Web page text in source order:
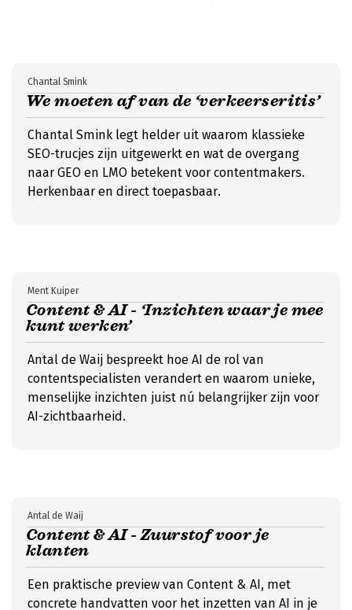
We moeten af van de ‘verkeerseritis’
Chantal Smink
Chantal Smink legt helder uit waarom klassieke
SEO-trucjes zijn uitgewerkt en wat de overgang
naar GEO en LMO betekent voor contentmakers.
Herkenbaar en direct toepasbaar.
Content & AI - ‘Inzichten waar je mee
kunt werken’
Ment Kuiper
Antal de Waij bespreekt hoe AI de rol van
contentspecialisten verandert en waarom unieke,
menselijke inzichten juist nú belangrijker zijn voor
AI-zichtbaarheid.
Content & AI - Zuurstof voor je
klanten
Antal de Waij
Een praktische preview van Content & AI, met
concrete handvatten voor het inzetten van AI in je